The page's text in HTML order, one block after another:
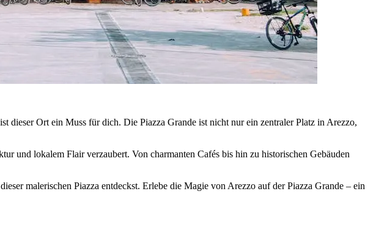
dieser Ort ein Muss für dich. Die Piazza Grande ist nicht nur ein zentraler Platz in Arezzo,
und lokalem Flair verzaubert. Von charmanten Cafés bis hin zu historischen Gebäuden
malerischen Piazza entdeckst. Erlebe die Magie von Arezzo auf der Piazza Grande – ein